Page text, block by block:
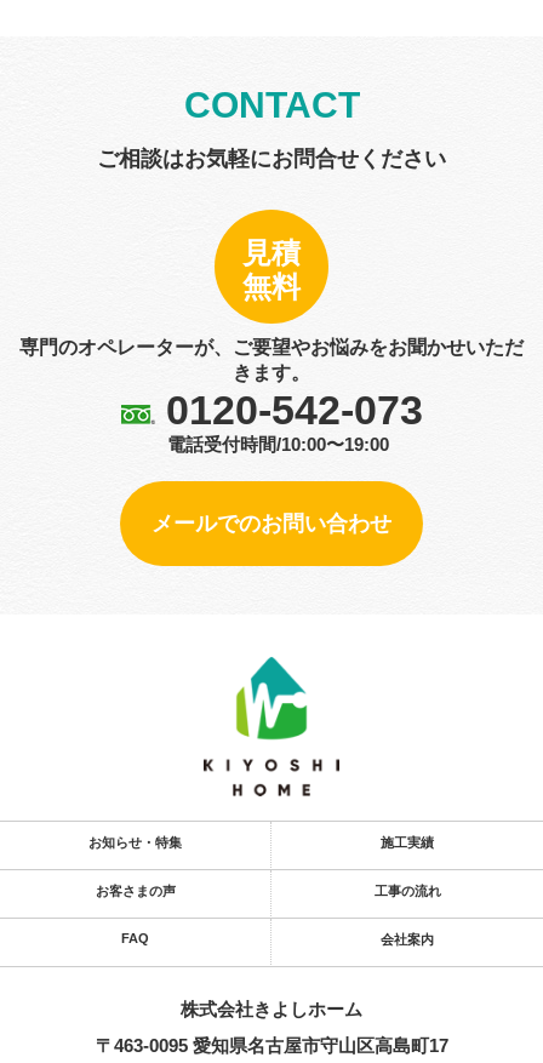
CONTACT
ご相談はお気軽にお問合せください
見積
無料
専門のオペレーターが、ご要望やお悩みをお聞かせいただ
きます。
0120-542-073
電話受付時間/10:00〜19:00
メールでのお問い合わせ
お知らせ・特集 施工実績
お客さまの声 工事の流れ
FAQ 会社案内
株式会社きよし​ホーム
〒463-0095 愛知県名古屋市守山区高島町17